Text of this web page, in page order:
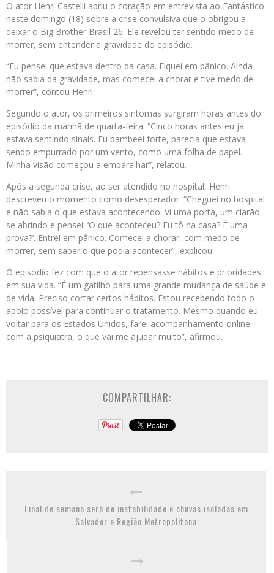
O ator Henri Castelli abriu o coração em entrevista ao Fantástico
neste domingo (18) sobre a crise convulsiva que o obrigou a
deixar o Big Brother Brasil 26. Ele revelou ter sentido medo de
morrer, sem entender a gravidade do episódio.
“Eu pensei que estava dentro da casa. Fiquei em pânico. Ainda
não sabia da gravidade, mas comecei a chorar e tive medo de
morrer”, contou Henri.
Segundo o ator, os primeiros sintomas surgiram horas antes do
episódio da manhã de quarta-feira. “Cinco horas antes eu já
estava sentindo sinais. Eu bambeei forte, parecia que estava
sendo empurrado por um vento, como uma folha de papel.
Minha visão começou a embaralhar”, relatou.
Após a segunda crise, ao ser atendido no hospital, Henri
descreveu o momento como desesperador. “Cheguei no hospital
e não sabia o que estava acontecendo. Vi uma porta, um clarão
se abrindo e pensei: ‘O que aconteceu? Eu tô na casa? É uma
prova?’. Entrei em pânico. Comecei a chorar, com medo de
morrer, sem saber o que podia acontecer”, explicou.
O episódio fez com que o ator repensasse hábitos e prioridades
em sua vida. “É um gatilho para uma grande mudança de saúde e
de vida. Preciso cortar certos hábitos. Estou recebendo todo o
apoio possível para continuar o tratamento. Mesmo quando eu
voltar para os Estados Unidos, farei acompanhamento online
com a psiquiatra, o que vai me ajudar muito”, afirmou.
COMPARTILHAR:
Final de semana será de instabilidade e chuvas isoladas em
Salvador e Região Metropolitana